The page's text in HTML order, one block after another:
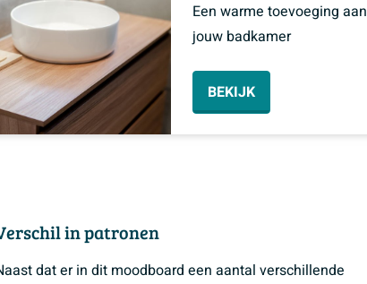
Een warme toevoeging aan
jouw badkamer
BEKIJK
in patronen
dat er in dit moodboard een aantal verschillende